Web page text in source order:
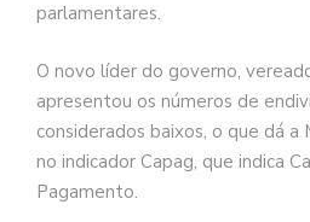
parlamentares.
O novo líder do governo,
apresentou os números de
considerados baixos, o que dá a
no indicador Capag, que indica
Pagamento.